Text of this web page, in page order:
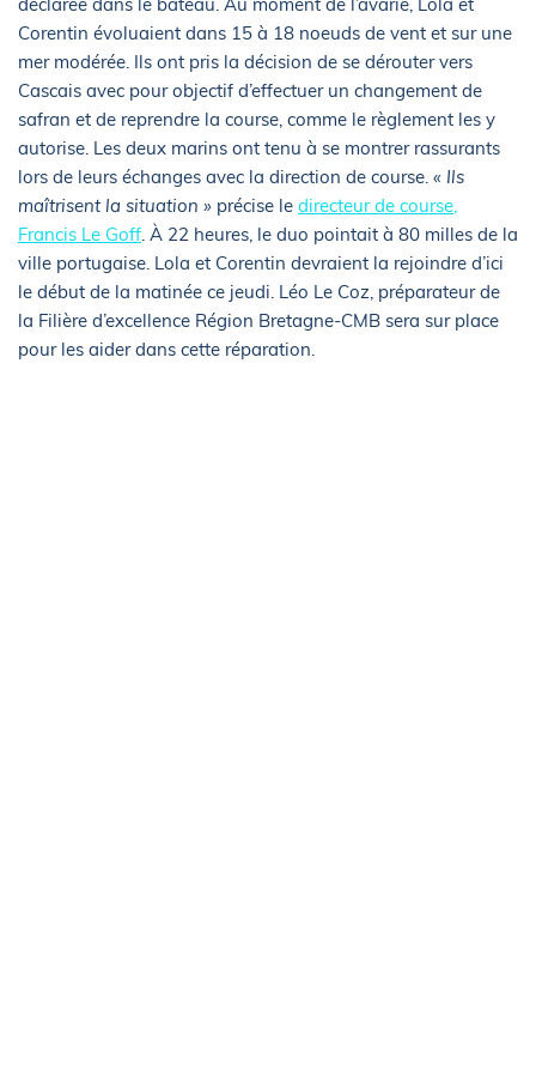
Corentin évoluaient dans 15 à 18 noeuds de vent et sur une
mer modérée. Ils ont pris la décision de se dérouter vers
Cascais avec pour objectif d’effectuer un changement de
safran et de reprendre la course, comme le règlement les y
autorise. Les deux marins ont tenu à se montrer rassurants
lors de leurs échanges avec la direction de course. « Ils
maîtrisent la situation » précise le directeur de course,
Francis Le Goff . À 22 heures, le duo pointait à 80 milles de la
ville portugaise. Lola et Corentin devraient la rejoindre d’ici
le début de la matinée ce jeudi. Léo Le Coz, préparateur de
la Filière d’excellence Région Bretagne-CMB sera sur place
pour les aider dans cette réparation.